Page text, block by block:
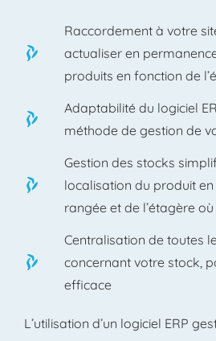
Raccordement à votre
actualiser en
produits en fonction de
Adaptabilité du logiciel
méthode de gestion de
Gestion des stocks
localisation du produit
rangée et de l’étagère
Centralisation de toutes
concernant votre stock,
efficace
L’utilisation d’un logiciel ERP